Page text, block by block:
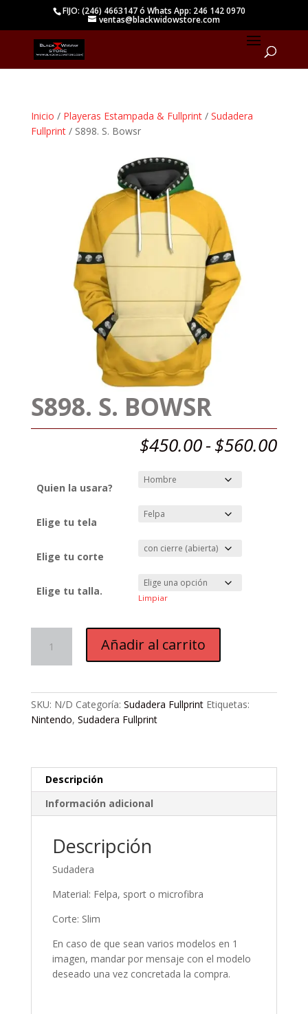
FIJO: (246) 4663147 ó Whats App: 246 142 0970
ventas@blackwidowstore.com
Inicio / Playeras Estampada & Fullprint/ Sudadera
Fullprint/ S898. S. Bowsr
S898. S. BOWSR
$450.00-$560.00
Quien la usara?
Elige tu tela
Elige tu corte
Elige tu talla.
Limpiar
Bowsr
Añadir al carrito
SKU: N/D Categoría: Sudadera Fullprint Etiquetas:
Nintendo, Sudadera Fullprint
Descripción
Información adicional
Descripción
Sudadera
Material: Felpa, sport o microfibra
Corte: Slim
En caso de que sean varios modelos en 1
imagen, mandar por mensaje con el modelo
deseado una vez concretada la compra.